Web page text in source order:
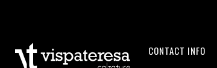
CONTACT INFO